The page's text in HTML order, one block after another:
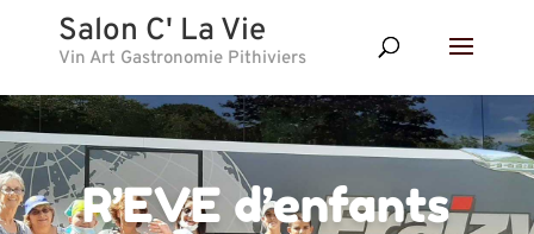
Salon C' La Vie
Vin Art Gastronomie Pithiviers
R’EVE d’enfants